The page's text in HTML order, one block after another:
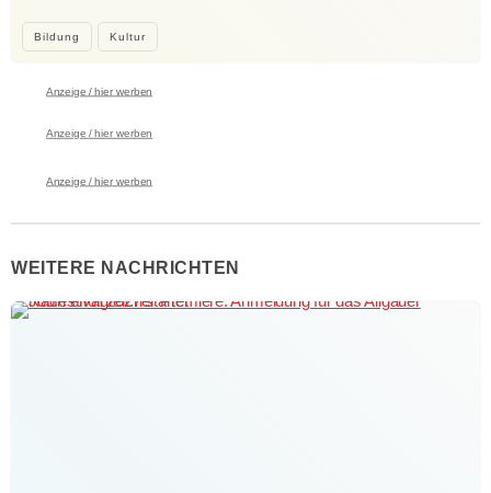
Bildung Kultur
Anzeige / hier werben
Anzeige / hier werben
Anzeige / hier werben
WEITERE NACHRICHTEN